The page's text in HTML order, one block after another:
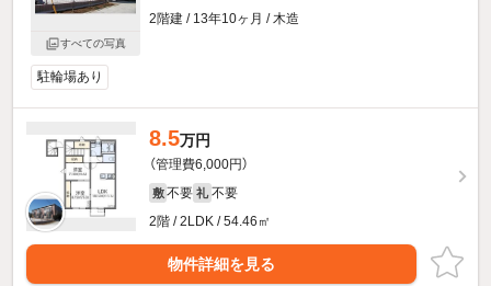
すべての写真
2階建 / 13年10ヶ月 / 木造
駐輪場あり
8.5万円
（管理費6,000円）
敷 不要 礼 不要
2階 / 2LDK / 54.46㎡
物件詳細を見る